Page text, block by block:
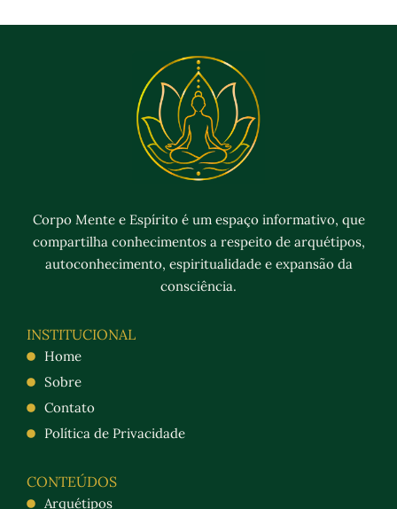
Corpo Mente e Espírito é um espaço informativo, que
compartilha conhecimentos a respeito de arquétipos,
autoconhecimento, espiritualidade e expansão da
consciência.
INSTITUCIONAL
Home
Sobre
Contato
Política de Privacidade
CONTEÚDOS
Arquétipos